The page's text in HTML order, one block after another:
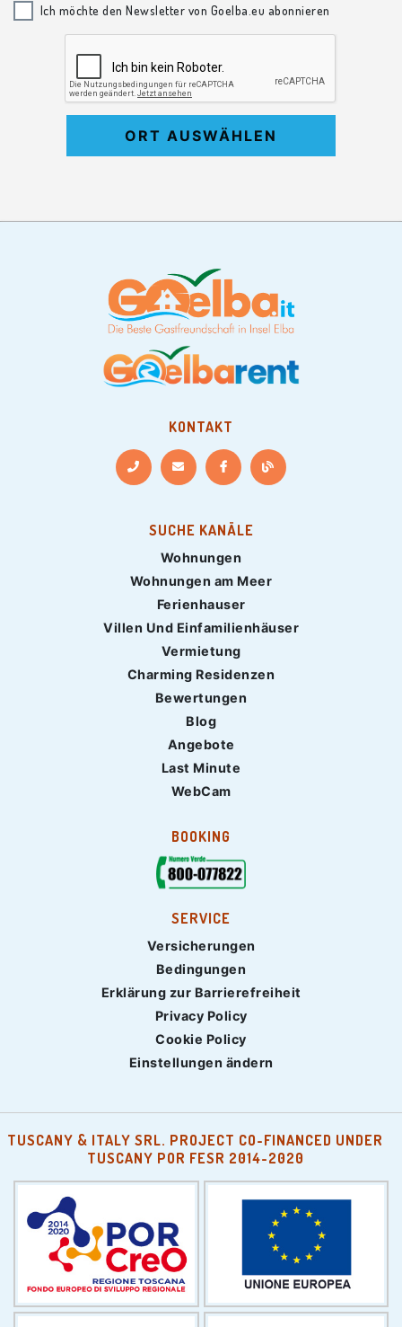
Ich möchte den Newsletter von Goelba.eu abonnieren
ORT AUSWÄHLEN
KONTAKT
SUCHE KANÄLE
Wohnungen
Wohnungen am Meer
Ferienhauser
Villen Und Einfamilienhäuser
Vermietung
Charming Residenzen
Bewertungen
Blog
Angebote
Last Minute
WebCam
BOOKING
SERVICE
Versicherungen
Bedingungen
Erklärung zur Barrierefreiheit
Privacy Policy
Cookie Policy
Einstellungen ändern
TUSCANY & ITALY SRL. PROJECT CO-FINANCED UNDER
TUSCANY POR FESR 2014-2020